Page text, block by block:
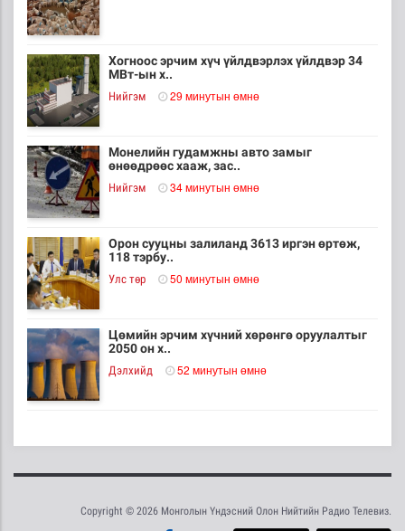
Хогноос эрчим хүч үйлдвэрлэх үйлдвэр 34
МВт-ын х..
Нийгэм 29 минутын өмнө
Монелийн гудамжны авто замыг
өнөөдрөөс хааж, зас..
Нийгэм 34 минутын өмнө
Орон сууцны залиланд 3613 иргэн өртөж,
118 тэрбу..
Улс төр 50 минутын өмнө
Цөмийн эрчим хүчний хөрөнгө оруулалтыг
2050 он х..
Дэлхийд 52 минутын өмнө
Д.Нацагдоржийн мэндэлсний 120 жилийн
Copyright © 2026 Монголын Үндэсний Олон Нийтийн Радио Телевиз.